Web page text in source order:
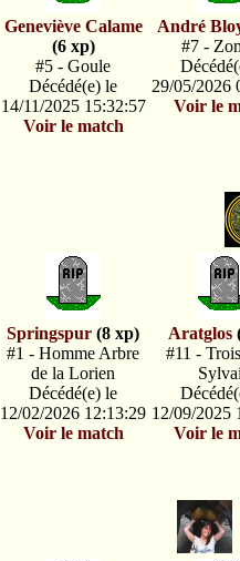
Geneviève Calame
(6 xp)
#5 - Goule
Décédé(e) le
14/11/2025 15:32:57
Voir le match
André
#7 -
29/05/2026
Voir le
Springspur (8 xp)
#1 - Homme Arbre
de la Lorien
Décédé(e) le
12/02/2026 12:13:29
Voir le match
Aratglos
#11 -
12/09/2025
Voir le